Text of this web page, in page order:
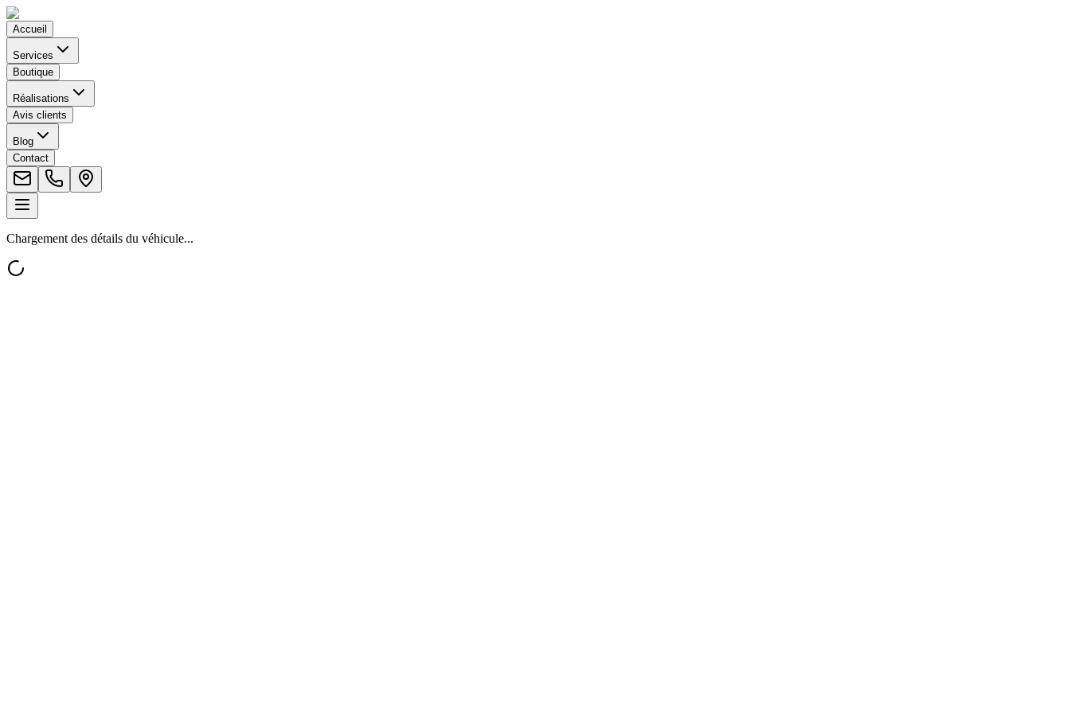
Accueil
Services
Boutique
Réalisations
Avis clients
Blog
Contact
Chargement des détails du véhicule...